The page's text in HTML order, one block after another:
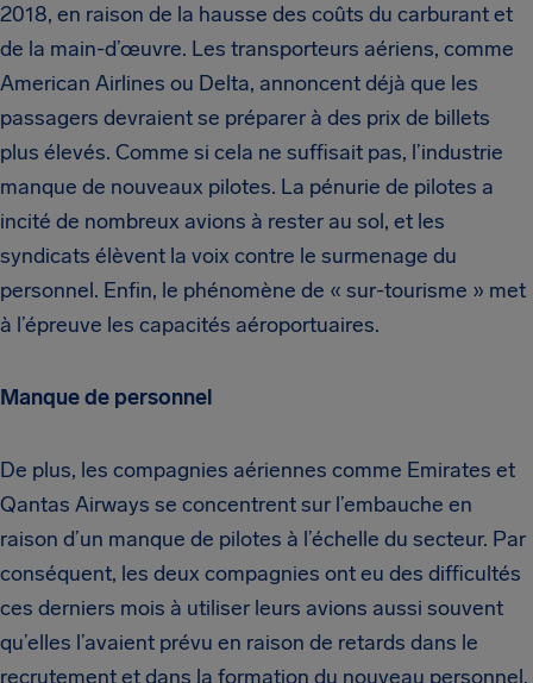
2018, en raison de la hausse des coûts du carburant et
de la main-d’œuvre. Les transporteurs aériens, comme
American Airlines ou Delta, annoncent déjà que les
passagers devraient se préparer à des prix de billets
plus élevés. Comme si cela ne suffisait pas, l’industrie
manque de nouveaux pilotes. La pénurie de pilotes a
incité de nombreux avions à rester au sol, et les
syndicats élèvent la voix contre le surmenage du
personnel. Enfin, le phénomène de « sur-tourisme » met
à l’épreuve les capacités aéroportuaires.
Manque de personnel
De plus, les compagnies aériennes comme Emirates et
Qantas Airways se concentrent sur l’embauche en
raison d’un manque de pilotes à l’échelle du secteur. Par
conséquent, les deux compagnies ont eu des difficultés
ces derniers mois à utiliser leurs avions aussi souvent
qu’elles l’avaient prévu en raison de retards dans le
recrutement et dans la formation du nouveau personnel.